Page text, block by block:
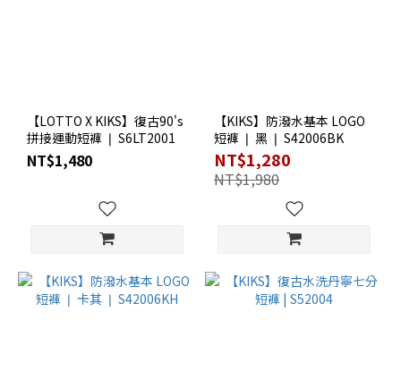
(35)
S
(35)
(10)
【LOTTO X KIKS】復古90's
拼接運動短褲 ❘ S6LT2001
NT$1,480
【KIKS】防潑水基本 LOGO
短褲 ❘ 黑 ❘ S42006BK
NT$1,280
NT$1,980